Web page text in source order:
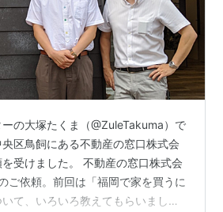
の大塚たくま（@ZuleTakuma）で
区鳥飼にある不動産の窓口株式会
受けました。 不動産の窓口株式会
ご依頼。前回は「福岡で家を買うに
て、いろいろ教えてもらいまし